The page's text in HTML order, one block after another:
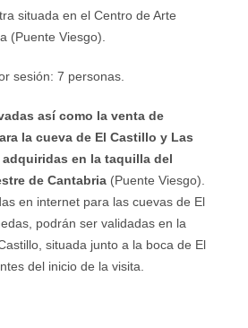
situada en el Centro de Arte
(Puente Viesgo).
sesión: 7 personas
así como la venta de
la cueva de El Castillo y Las
adquiridas en la taquilla del
de Cantabria (Puente Viesgo).
en internet para las cuevas de El
podrán ser validadas en la
situada junto a la boca de El
del inicio de la visita.